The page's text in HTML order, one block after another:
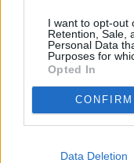
I want to opt-out
Retention, Sale,
Personal Data
Purposes for
Opted In
CONFIRM
Data Deletion